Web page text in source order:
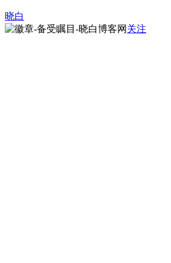
晓白
关注